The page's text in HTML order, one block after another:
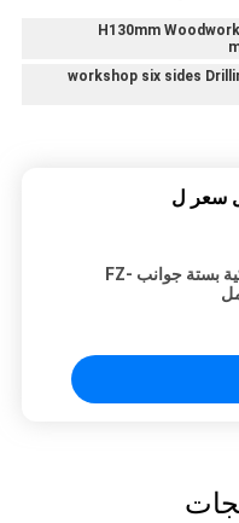
H130mm
workshop six sides
سعر ل
آلة حفر أوتوماتيكية بستة جوانب FZ-